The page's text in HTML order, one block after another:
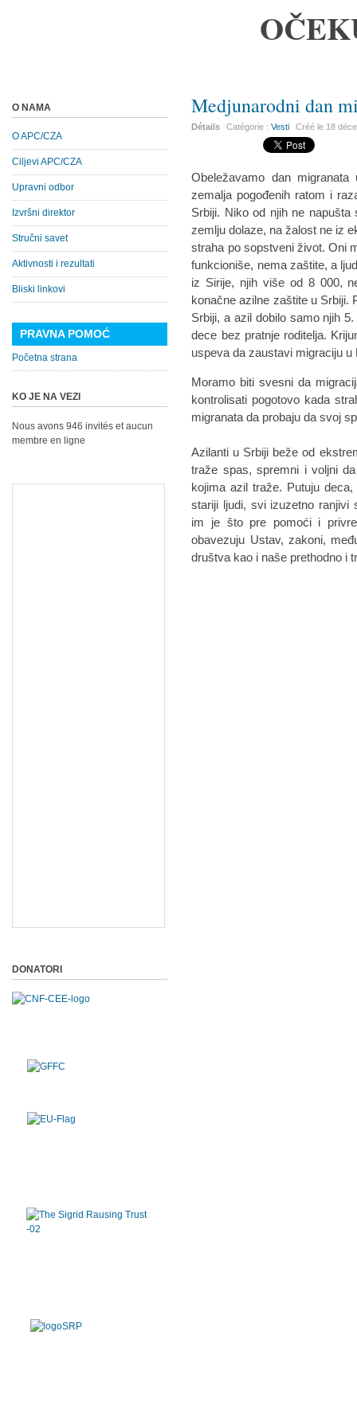
Medjunarodni dan
Détails Catégorie :Vesti Créé le 18
Obeležavamo dan
zemalja pogođenih ratom i
Srbiji. Niko od njih ne
zemlju dolaze, na žalost ne iz
straha po sopstveni život. Oni
funkcioniše, nema zaštite, a
iz Sirije, njih više od 8 000,
konačne azilne zaštite u Srbiji.
Srbiji, a azil dobilo samo njih
dece bez pratnje roditelja.
uspeva da zaustavi migraciju
Moramo biti svesni da
kontrolisati pogotovo kada
migranata da probaju da svoj
Azilanti u Srbiji beže od
traže spas, spremni i voljni
kojima azil traže. Putuju
stariji ljudi, svi izuzetno ranjivi
im je što pre pomoći i
obavezuju Ustav, zakoni,
društva kao i naše prethodno i
O NAMA
O APC/CZA
Ciljevi APC/CZA
Upravni odbor
Izvršni direktor
Stručni savet
Aktivnosti i rezultati
Bliski linkovi
PRAVNA POMOĆ
Početna strana
KO JE NA VEZI
Nous avons 946 invités et aucun
membre en ligne
DONATORI